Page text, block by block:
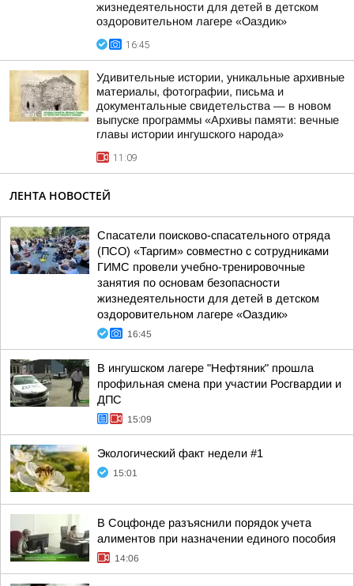
жизнедеятельности для детей в детском
оздоровительном лагере «Оаздик»
16:45
Удивительные истории, уникальные архивные
материалы, фотографии, письма и
документальные свидетельства — в новом
выпуске программы «Архивы памяти: вечные
главы истории ингушского народа»
11:09
ЛЕНТА НОВОСТЕЙ
Спасатели поисково-спасательного отряда
(ПСО) «Таргим» совместно с сотрудниками
ГИМС провели учебно-тренировочные
занятия по основам безопасности
жизнедеятельности для детей в детском
оздоровительном лагере «Оаздик»
16:45
В ингушском лагере "Нефтяник" прошла
профильная смена при участии Росгвардии и
ДПС
15:09
Экологический факт недели #1
15:01
В Соцфонде разъяснили порядок учета
алиментов при назначении единого пособия
14:06